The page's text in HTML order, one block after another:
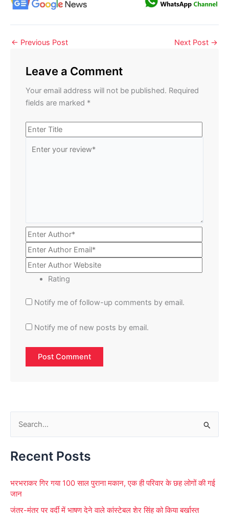
← Previous Post Next Post →
Leave a Comment
Your email address will not be published. Required
fields are marked *
Rating
Notify me of follow-up comments by email.
Notify me of new posts by email.
a
c
Recent Posts
भरभराकर गिर गया 100 साल पुराना मकान, एक ही परिवार के छह लोगों की गई
जान
जंतर-मंतर पर वर्दी में भाषण देने वाले कांस्टेबल शेर सिंह को किया बर्खास्त